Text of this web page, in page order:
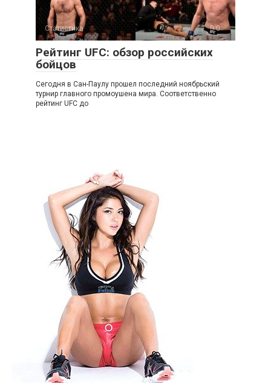
Статистика 0
Рейтинг UFC: обзор российских
бойцов
Сегодня в Сан-Паулу прошел последний ноябрьский
турнир главного промоушена мира. Соответственно
рейтинг UFC до